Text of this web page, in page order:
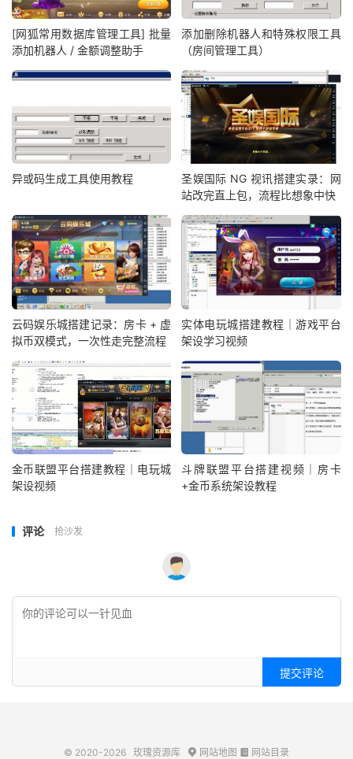
[网狐常用数据库管理工具] 批量
添加机器人 / 金额调整助手
添加删除机器人和特殊权限工具
（房间管理工具）
异或码生成工具使用教程
圣娱国际 NG 视讯搭建实录：网
站改完直上包，流程比想象中快
云码娱乐城搭建记录：房卡 + 虚
拟币双模式，一次性走完整流程
实体电玩城搭建教程｜游戏平台
架设学习视频
金币联盟平台搭建教程｜电玩城
架设视频
斗牌联盟平台搭建视频｜房卡
+金币系统架设教程
评论 抢沙发
提交评论
© 2020-2026 玫瑰资源库  网站地图  网站目录